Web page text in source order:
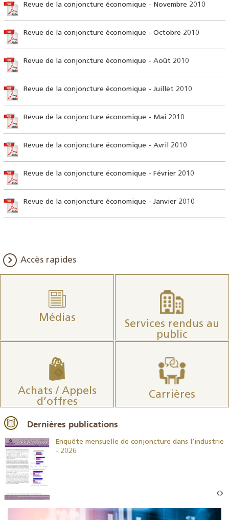
Revue de la conjoncture économique - Novembre 2010
Revue de la conjoncture économique - Octobre 2010
Revue de la conjoncture économique - Août 2010
Revue de la conjoncture économique - Juillet 2010
Revue de la conjoncture économique - Mai 2010
Revue de la conjoncture économique - Avril 2010
Revue de la conjoncture économique - Février 2010
Revue de la conjoncture économique - Janvier 2010
Accès rapides
Médias
Services rendus au
public
Achats / Appels
d’offres
Carrières
Dernières publications
Enquête mensuelle de conjoncture dans l’industrie
- 2026